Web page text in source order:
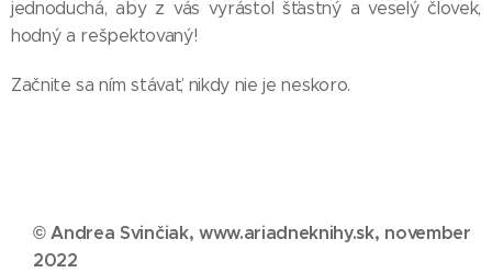
jednoduchá, aby z vás vyrástol šťastný a veselý človek,
hodný a rešpektovaný!
Začnite sa ním stávať, nikdy nie je neskoro.
© Andrea Svinčiak, www.ariadneknihy.sk, november
2022